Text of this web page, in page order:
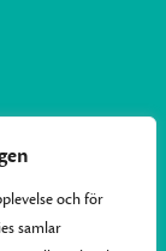
och för
samlar